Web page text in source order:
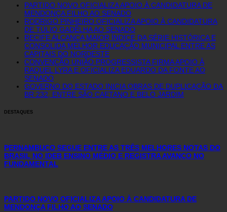
PARTIDO NOVO OFICIALIZA APOIO À CANDIDATURA DE
MENDONÇA FILHO AO SENADO
RODRIGO PINHEIRO OFICIALIZA APOIO À CANDIDATURA
DE TÚLIO GADÊLHA AO SENADO
RECIFE ALCANÇA MAIOR ÍNDICE DA SÉRIE HISTÓRICA E
CONSOLIDA MELHOR EDUCAÇÃO MUNICIPAL ENTRE AS
CAPITAIS DO NORDESTE
CONVENÇÃO UNIÃO PROGRESSISTA FIRMA APOIO À
RAQUEL LYRA E OFICIALIZA EDUARDO DA FONTE AO
SENADO
GOVERNO DO ESTADO INICIA OBRAS DE DUPLICAÇÃO DA
BR 232, ENTRE SÃO CAETANO E BELO JARDIM
DESTAQUES
PERNAMBUCO SEGUE ENTRE AS TRÊS MELHORES NOTAS DO
BRASIL NO IDEB ENSINO MÉDIO E REGISTRA AVANÇO NO
FUNDAMENTAL
PARTIDO NOVO OFICIALIZA APOIO À CANDIDATURA DE
MENDONÇA FILHO AO SENADO